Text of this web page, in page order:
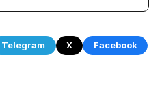
Telegram X
Facebook